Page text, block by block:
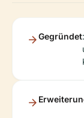
Gegründet